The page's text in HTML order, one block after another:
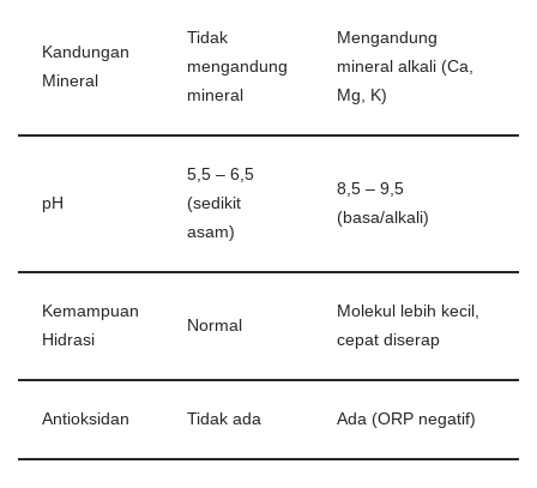
Kandungan
Mineral
Tidak
mengandung
mineral
Mengandung
mineral alkali (Ca,
Mg, K)
pH
5,5 – 6,5
(sedikit
asam)
8,5 – 9,5
(basa/alkali)
Kemampuan
Hidrasi
Normal
Molekul lebih kecil,
cepat diserap
Antioksidan Tidak ada Ada (ORP negatif)